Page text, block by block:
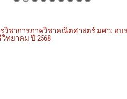
วิชาการภาควิชาคณิตศาสตร์ มศว: อ
ทยาคม ปี 2568